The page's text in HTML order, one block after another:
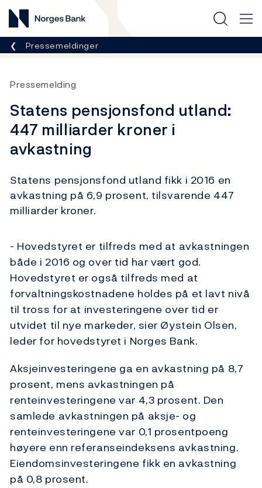
Norges Bank
Her er du nå:
Pressemeldinger
Pressemelding
Statens pensjonsfond utland:
447 milliarder kroner i
avkastning
Statens pensjonsfond utland fikk i 2016 en
avkastning på 6,9 prosent, tilsvarende 447
milliarder kroner.
- Hovedstyret er tilfreds med at avkastningen
både i 2016 og over tid har vært god.
Hovedstyret er også tilfreds med at
forvaltningskostnadene holdes på et lavt nivå
til tross for at investeringene over tid er
utvidet til nye markeder, sier Øystein Olsen,
leder for hovedstyret i Norges Bank.
Aksjeinvesteringene ga en avkastning på 8,7
prosent, mens avkastningen på
renteinvesteringene var 4,3 prosent. Den
samlede avkastningen på aksje- og
renteinvesteringene var 0,1 prosentpoeng
høyere enn referanseindeksens avkastning.
Eiendomsinvesteringene fikk en avkastning
på 0,8 prosent.